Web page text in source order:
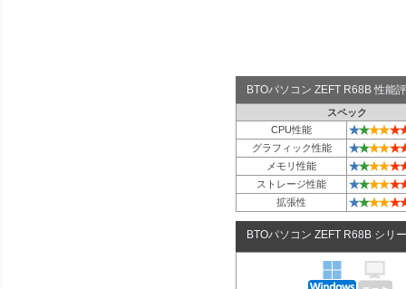
BTOパソコン ZEFT R68B 性能
スペック
CPU性能
★★★★★
グラフィック性能 ★★★★★
メモリ性能 ★★★★★
ストレージ性能 ★★★★★
拡張性 ★★★★★
BTOパソコン ZEFT R68B シリ